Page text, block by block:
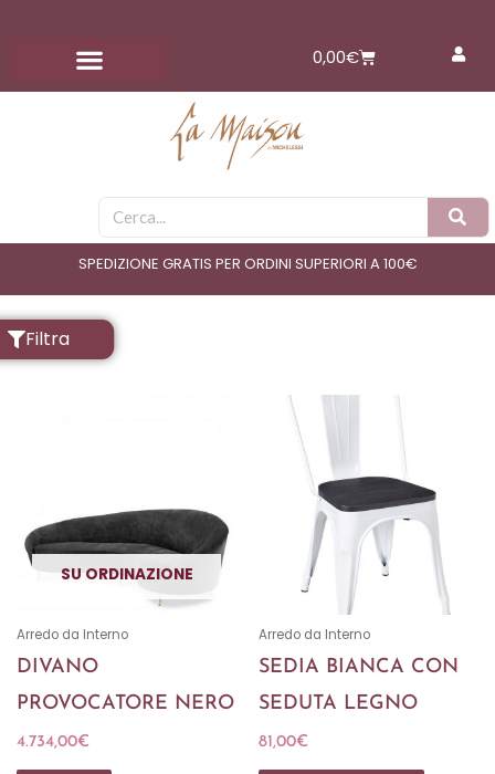
contenuto
0,00€Carrello
Cerca
SPEDIZIONE GRATIS PER ORDINI SUPERIORI A 100€
Filtra
SU ORDINAZIONE
Arredo da Interno
DIVANO
PROVOCATORE NERO
4.734,00€
Arredo da Interno
SEDIA BIANCA CON
SEDUTA LEGNO
81,00€